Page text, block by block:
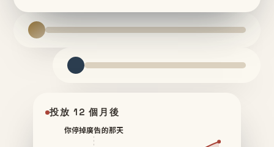
投放 12 個月後
你停掉廣告的那天